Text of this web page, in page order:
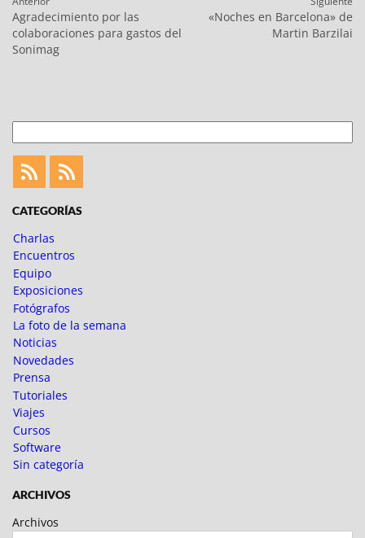
de
entradas
Entrada
anterior:
Agradecimiento por las
colaboraciones para gastos del
Sonimag
Entrada«Noches en Barcelona» de
Martin Barzilai
Feed
Feed
CATEGORÍAS
Charlas
Encuentros
Equipo
Exposiciones
Fotógrafos
La foto de la semana
Noticias
Novedades
Prensa
Tutoriales
Viajes
Cursos
Software
Sin categoría
ARCHIVOS
Archivos